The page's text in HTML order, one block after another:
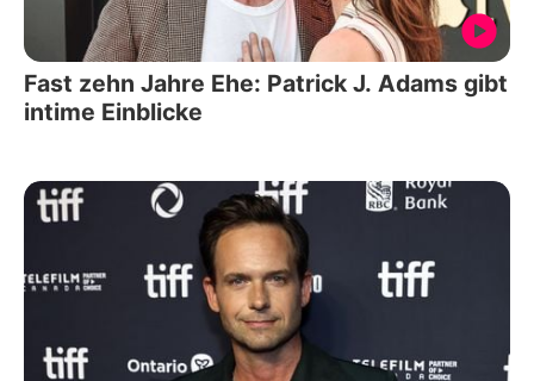
Fast zehn Jahre Ehe: Patrick J. Adams gibt
intime Einblicke